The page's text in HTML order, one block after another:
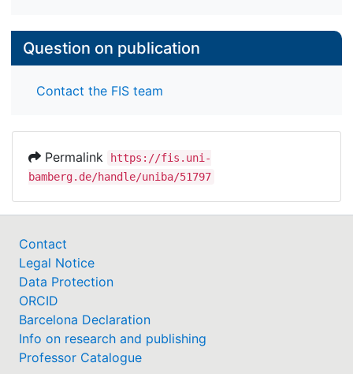
Question on publication
Contact the FIS team
Permalink
https://fis.uni-
bamberg.de/handle/uniba/51797
Contact
Legal Notice
Data Protection
ORCID
Barcelona Declaration
Info on research and publishing
Professor Catalogue